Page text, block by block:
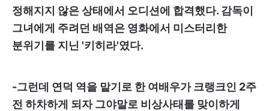
정해지지 않은 상태에서 오디션에 합격했다. 감독이
그녀에게 주려던 배역은 영화에서 미스터리한
분위기를 지닌 '키히라'였다.
-그런데 연덕 역을 맡기로 한 여배우가 크랭크인 2주
전 하차하게 되자 그야말로 비상사태를 맞이하게